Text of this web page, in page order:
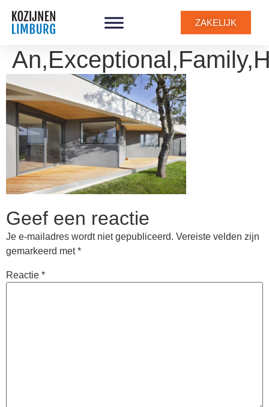
ZAKELIJK
Geef een reactie
Je e-mailadres wordt niet gepubliceerd. Vereiste velden zijn
gemarkeerd met*
Reactie *